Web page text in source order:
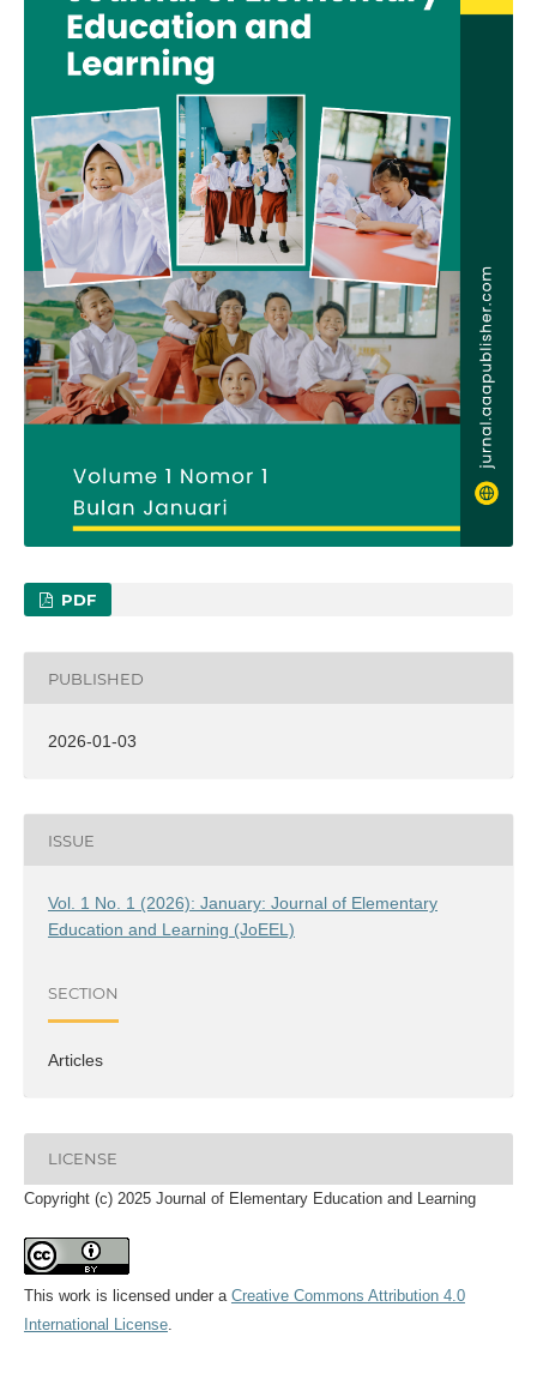
PDF
PUBLISHED
2026-01-03
ISSUE
Vol. 1 No. 1 (2026): January: Journal of Elementary
Education and Learning (JoEEL)
SECTION
Articles
LICENSE
Copyright (c) 2025 Journal of Elementary Education and Learning
This work is licensed under a Creative Commons Attribution 4.0
International License.